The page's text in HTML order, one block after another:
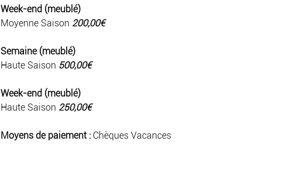
Week-end (meublé)
Moyenne Saison 200,00€
Semaine (meublé)
Haute Saison 500,00€
Week-end (meublé)
Haute Saison 250,00€
Moyens de paiement : Chèques Vacances